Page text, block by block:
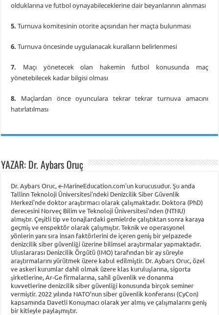
olduklarına ve futbol oynayabileceklerine dair beyanlarının alınması
5. Turnuva komitesinin otorite açısından her maçta bulunması
6. Turnuva öncesinde uygulanacak kuralların belirlenmesi
7. Maçı yönetecek olan hakemin futbol konusunda maç
yönetebilecek kadar bilgisi olması
8. Maçlardan önce oyunculara tekrar tekrar turnuva amacını
hatırlatılması
YAZAR: Dr. Aybars Oruç
Dr. Aybars Oruc, e-MarineEducation.com'un kurucusudur. Şu anda
Tallinn Teknoloji Üniversitesi'ndeki Denizcilik Siber Güvenlik
Merkezi'nde doktor araştırmacı olarak çalışmaktadır. Doktora (PhD)
derecesini Norveç Bilim ve Teknoloji Üniversitesi'nden (NTNU)
almıştır. Çeşitli tip ve tonajlardaki gemielrde çalıştıktan sonra karaya
geçmiş ve enspektör olarak çalışmıştır. Teknik ve operasyonel
yönlerin yanı sıra insan faktörlerini de içeren geniş bir yelpazede
denizcilik siber güvenliği üzerine bilimsel araştırmalar yapmaktadır.
Uluslararası Denizcilik Örgütü (IMO) tarafından bir ay süreyle
araştırmalarını yürütmek üzere kabul edilmiştir. Dr. Aybars Oruc, özel
ve askeri kurumlar dahil olmak üzere klas kuruluşlarına, sigorta
şirketlerine, Ar-Ge firmalarına, sahil güvenlik ve donanma
kuvvetlerine denizcilik siber güvenliği konusunda birçok seminer
vermiştir. 2022 yılında NATO’nun siber güvenlik konferansı (CyCon)
kapsamında Davetli Konuşmacı olarak yer almış ve çalışmalarını geniş
bir kitleyle paylaşmıştır.